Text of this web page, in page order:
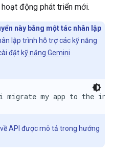
động phát triển mới.
này bằng một tác nhân lập
lập trình hỗ trợ các kỹ năng
đặt kỹ năng Gemini
migrate my app to the
API được mô tả trong hướng